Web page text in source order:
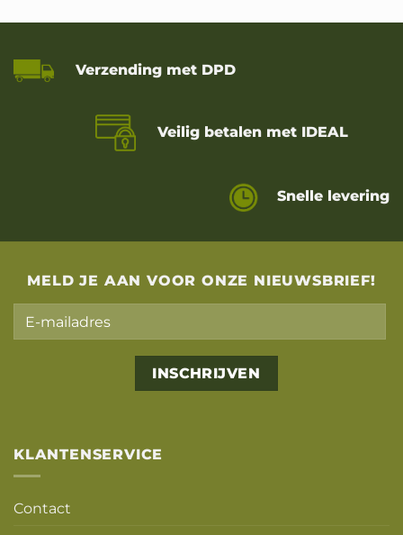
Verzending met DPD
Veilig betalen met IDEAL
Snelle levering
MELD JE AAN VOOR ONZE NIEUWSBRIEF!
KLANTENSERVICE
Contact